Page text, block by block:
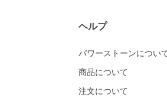
ヘルプ
パワーストーンについ
商品について
注文について